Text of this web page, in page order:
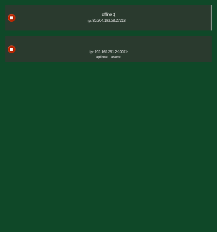
offline :(
ip: 85.204.193.58:27218
ip: 192.168.251.2:10011:
uptime:
users: